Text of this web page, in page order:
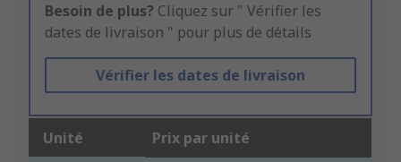
Besoin de plus? Cliquez sur " Vérifier les
dates de livraison " pour plus de détails
Vérifier les dates de livraison
Unité Prix par unité